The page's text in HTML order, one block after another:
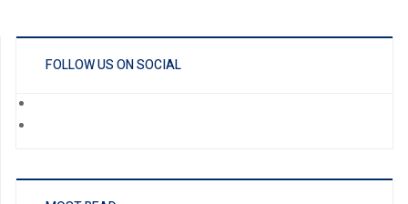
FOLLOW US ON SOCIAL